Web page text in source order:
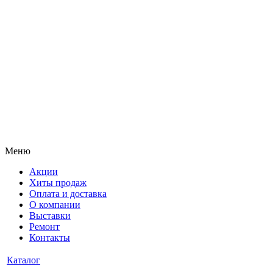
Меню
Акции
Хиты продаж
Оплата и доставка
О компании
Выставки
Ремонт
Контакты
Каталог